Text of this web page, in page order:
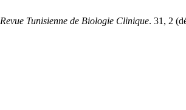
Revue Tunisienne de Biologie Clinique. 31, 2